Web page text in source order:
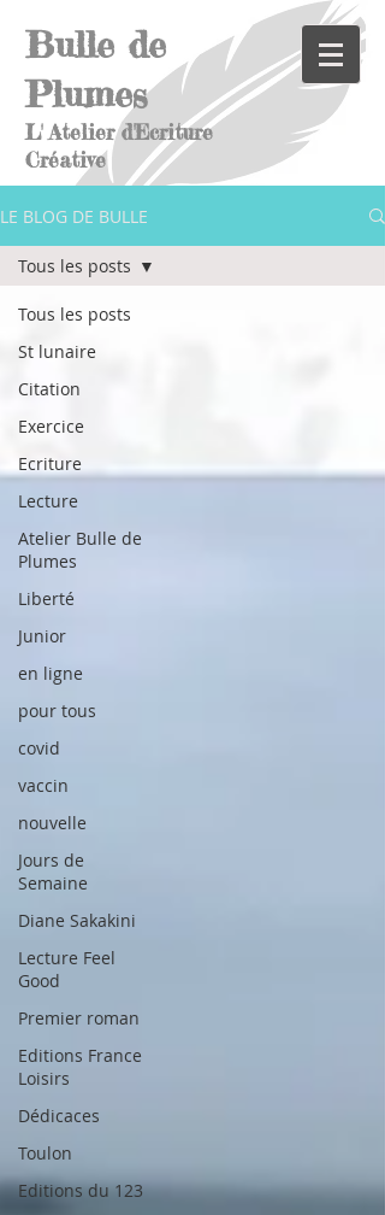
Bulle de
Plumes
L' Atelier d'Ecriture
Créative
LE BLOG DE BULLE
Tous les posts
St lunaire
Citation
Exercice
Ecriture
Lecture
Atelier Bulle de
Plumes
Liberté
Junior
en ligne
pour tous
covid
vaccin
nouvelle
Jours de
Semaine
Diane Sakakini
Lecture Feel
Good
Premier roman
Editions France
Loisirs
Dédicaces
Toulon
Editions du 123
Tous les posts